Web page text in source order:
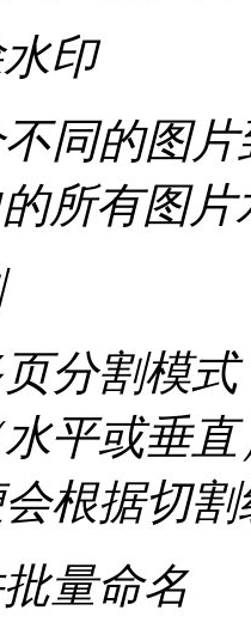
印
同的图
所有图片
分割模
平或垂
根据切
量命名